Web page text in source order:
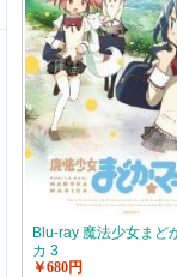
Blu-ray 魔法少女まど
カ 3
￥680円